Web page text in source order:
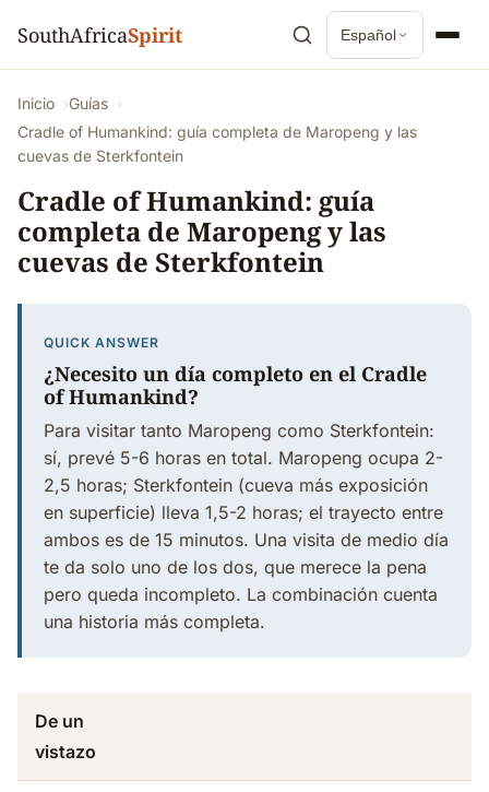
SouthAfricaSpirit Español
Inicio
Guías
Cradle of Humankind: guía completa de Maropeng y las
cuevas de Sterkfontein
Cradle of Humankind: guía
completa de Maropeng y las
cuevas de Sterkfontein
QUICK ANSWER
¿Necesito un día completo en el Cradle
of Humankind?
Para visitar tanto Maropeng como Sterkfontein:
sí, prevé 5-6 horas en total. Maropeng ocupa 2-
2,5 horas; Sterkfontein (cueva más exposición
en superficie) lleva 1,5-2 horas; el trayecto entre
ambos es de 15 minutos. Una visita de medio día
te da solo uno de los dos, que merece la pena
pero queda incompleto. La combinación cuenta
una historia más completa.
De un
vistazo